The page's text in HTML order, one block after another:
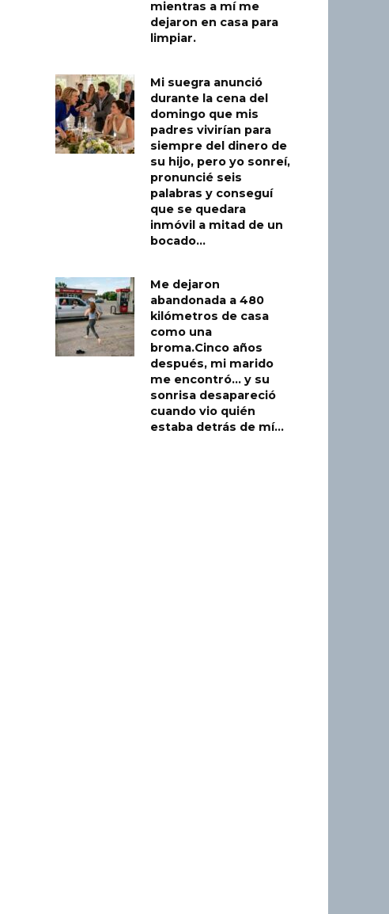
mientras a mí me
dejaron en casa para
limpiar.
Mi suegra anunció
durante la cena del
domingo que mis
padres vivirían para
siempre del dinero de
su hijo, pero yo sonreí,
pronuncié seis
palabras y conseguí
que se quedara
inmóvil a mitad de un
bocado…
Me dejaron
abandonada a 480
kilómetros de casa
como una
broma.Cinco años
después, mi marido
me encontró… y su
sonrisa desapareció
cuando vio quién
estaba detrás de mí…